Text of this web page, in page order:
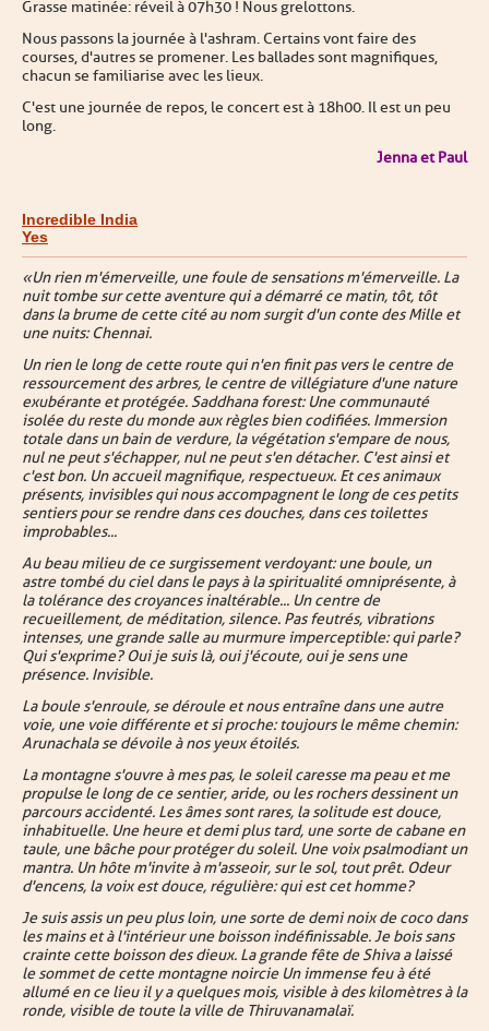
Grasse matinée : réveil à 07h30 ! Nous grelottons.
Nous passons la journée à l'ashram. Certains vont faire des
courses, d'autres se promener. Les ballades sont magnifiques,
chacun se familiarise avec les lieux.
C'est une journée de repos, le concert est à 18h00. Il est un peu
long.
Jenna et Paul
Incredible India
Yes
« Un rien m'émerveille, une foule de sensations m'émerveille. La
nuit tombe sur cette aventure qui a démarré ce matin, tôt, tôt
dans la brume de cette cité au nom surgit d'un conte des Mille et
une nuits : Chennai.
Un rien le long de cette route qui n'en finit pas vers le centre de
ressourcement des arbres, le centre de villégiature d'une nature
exubérante et protégée. Saddhana forest : Une communauté
isolée du reste du monde aux règles bien codifiées. Immersion
totale dans un bain de verdure, la végétation s'empare de nous,
nul ne peut s'échapper, nul ne peut s'en détacher. C'est ainsi et
c'est bon. Un accueil magnifique, respectueux. Et ces animaux
présents, invisibles qui nous accompagnent le long de ces petits
sentiers pour se rendre dans ces douches, dans ces toilettes
improbables...
Au beau milieu de ce surgissement verdoyant : une boule, un
astre tombé du ciel dans le pays à la spiritualité omniprésente, à
la tolérance des croyances inaltérable... Un centre de
recueillement, de méditation, silence. Pas feutrés, vibrations
intenses, une grande salle au murmure imperceptible : qui parle ?
Qui s'exprime ? Oui je suis là, oui j'écoute, oui je sens une
présence. Invisible.
La boule s'enroule, se déroule et nous entraîne dans une autre
voie, une voie différente et si proche : toujours le même chemin :
Arunachala se dévoile à nos yeux étoilés.
La montagne s'ouvre à mes pas, le soleil caresse ma peau et me
propulse le long de ce sentier, aride, ou les rochers dessinent un
parcours accidenté. Les âmes sont rares, la solitude est douce,
inhabituelle. Une heure et demi plus tard, une sorte de cabane en
taule, une bâche pour protéger du soleil. Une voix psalmodiant un
mantra. Un hôte m'invite à m'asseoir, sur le sol, tout prêt. Odeur
d'encens, la voix est douce, régulière : qui est cet homme ?
Je suis assis un peu plus loin, une sorte de demi noix de coco dans
les mains et à l'intérieur une boisson indéfinissable. Je bois sans
crainte cette boisson des dieux. La grande fête de Shiva a laissé
le sommet de cette montagne noircie Un immense feu à été
allumé en ce lieu il y a quelques mois, visible à des kilomètres à la
ronde, visible de toute la ville de Thiruvanamalaï.